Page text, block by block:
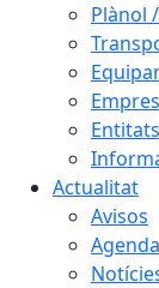
Plànol
Actualitat
Avisos
Agenda